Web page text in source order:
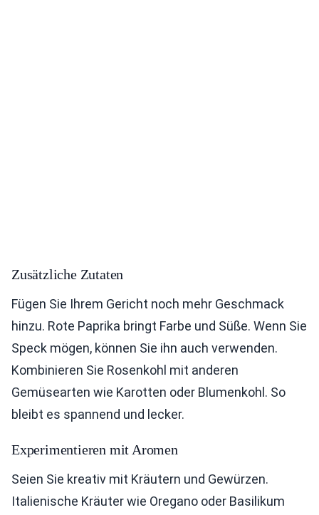
Zusätzliche Zutaten
Fügen Sie Ihrem Gericht noch mehr Geschmack
hinzu. Rote Paprika bringt Farbe und Süße. Wenn Sie
Speck mögen, können Sie ihn auch verwenden.
Kombinieren Sie Rosenkohl mit anderen
Gemüsearten wie Karotten oder Blumenkohl. So
bleibt es spannend und lecker.
Experimentieren mit Aromen
Seien Sie kreativ mit Kräutern und Gewürzen.
Italienische Kräuter wie Oregano oder Basilikum